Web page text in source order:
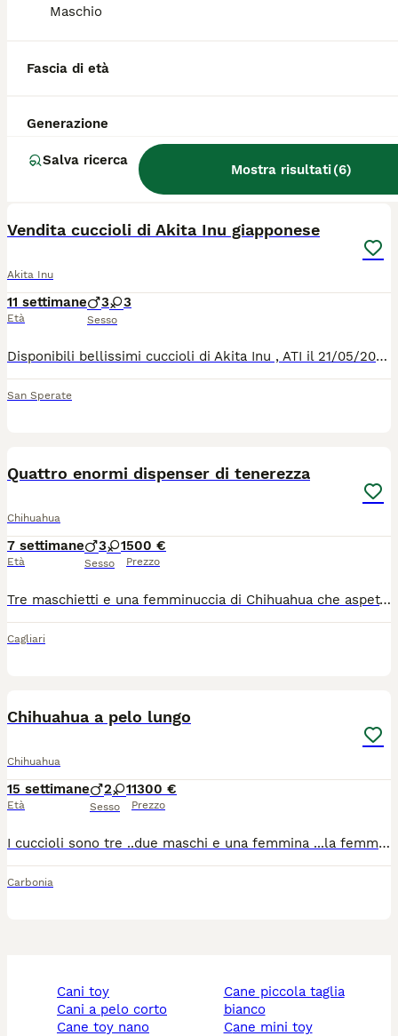
Maschio
Fascia di età
Generazione
Salva ricerca
Mostra risultati(6)
Sesso
800 €
Prezzo
Ottana
Vendita cuccioli di Akita Inu giapponese
Akita Inu
11 settimane
Età
3 3
Sesso
Disponibili bellissimi cuccioli di Akita Inu , ATI il 21/05/2026, sverminati, vaccinati con pedigree. Padre multivincitore in expo.
San Sperate
Quattro enormi dispenser di tenerezza
Chihuahua
7 settimane
Età
3 1
Sesso
500 €
Prezzo
Tre maschietti e una femminuccia di Chihuahua che aspettano soltanto di dare tutto l’amore di cui sono capaci questi piccoli grandi fedelissimi cani. Non sono soltanto teneri ma soprattutto sono esclusivi e ti fanno sentire l’amore come non mai. allevati in casa, aspettano la persona che sarà tutto il loro mondo per sempre.
Cagliari
Chihuahua a pelo lungo
Chihuahua
15 settimane
Età
2 1
Sesso
1300 €
Prezzo
I cuccioli sono tre ..due maschi e una femmina ...la femmina è quella nera e bianca . Hanno il pedigree ..cerco solo persone che vogliano dare ai cuccioli tanto amore ..
Carbonia
cani toy
cani a pelo corto
cane toy nano
cane piccola taglia
bianco
cane mini toy